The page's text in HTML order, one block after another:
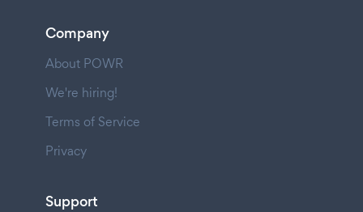
Company
About POWR
We're hiring!
Terms of Service
Privacy
Support